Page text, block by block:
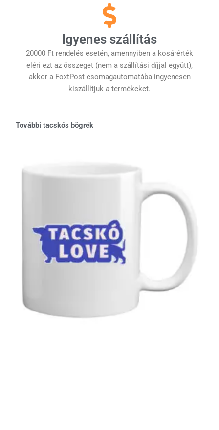
Igyenes szállítás
20000 Ft rendelés esetén, amennyiben a kosárérték
eléri ezt az összeget (nem a szállítási díjjal együtt),
akkor a FoxtPost csomagautomatába ingyenesen
kiszállítjuk a termékeket.
További tacskós bögrék